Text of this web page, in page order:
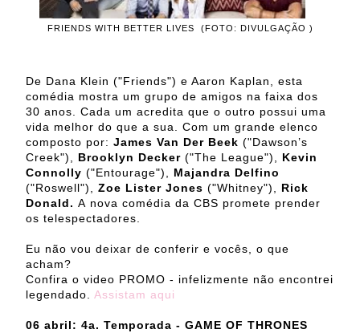
FRIENDS WITH BETTER LIVES (FOTO: DIVULGAÇÃO )
De Dana Klein ("Friends") e Aaron Kaplan, esta
comédia mostra um grupo de amigos na faixa dos
30 anos. Cada um acredita que o outro possui uma
vida melhor do que a sua. Com um grande elenco
composto por: James Van Der Beek ("Dawson’s
Creek"), Brooklyn Decker ("The League"), Kevin
Connolly ("Entourage"), Majandra Delfino
("Roswell"), Zoe Lister Jones ("Whitney"), Rick
Donald. A nova comédia da CBS promete prender
os telespectadores.
Eu não vou deixar de conferir e vocês, o que
acham?
Confira o video PROMO - infelizmente não encontrei
legendado. Assistam aqui
06 abril: 4a. Temporada - GAME OF THRONES